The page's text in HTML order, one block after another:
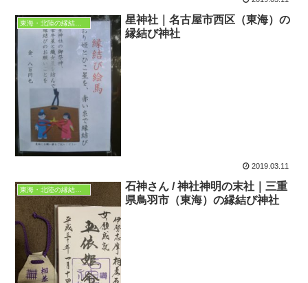
東海・北陸の縁結び神社
星神社｜名古屋市西区（東海）の
縁結び神社
2019.03.11
東海・北陸の縁結び神社
石神さん / 神社神明の末社｜三重
県鳥羽市（東海）の縁結び神社